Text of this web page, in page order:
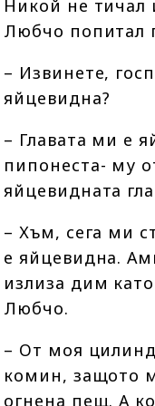
Никой не тичал
Любчо попитал
– Извинете,
яйцевидна?
– Главата ми е
пипонеста- му
яйцевидната
– Хъм, сега ми
е яйцевидна.
излиза дим
Любчо.
– От моя
комин, защото
огнена пещ. А